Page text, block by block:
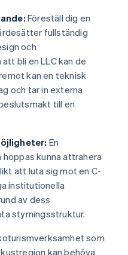
Föreställ dig en
fullständig
och
bli en LLC kan de
kan en teknisk
och tar in externa
till en
En
kunna attrahera
att luta sig mot en C-
institutionella
av dess
styrningsstruktur.
som
kan behöva